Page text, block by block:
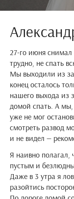
27-го июня снимал
трудно, не спать
Мы выходили из
конец осталось
нашего выхода из
домой спать. А мы,
уже не мог
смотреть развод
и не видел —
Я наивно полагал,
пустым и
Даже в 3 утра я
разойтись